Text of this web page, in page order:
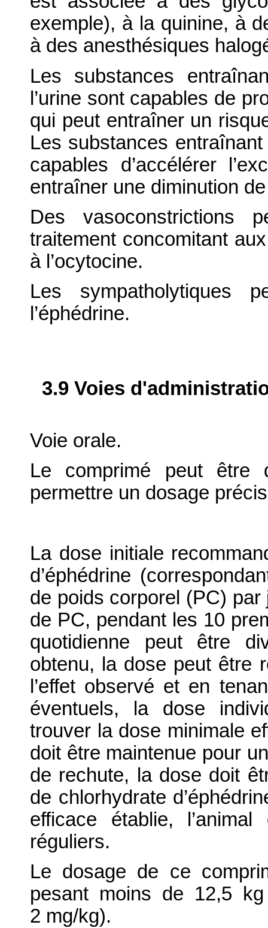
exemple), à la quinine, à
à des anesthésiques
Les substances
l’urine sont capables de
qui peut entraîner un
Les substances
capables d’accélérer
entraîner une diminution de
Des vasoconstrictions
traitement concomitant
à l’ocytocine.
Les sympatholytiques
l’éphédrine.
3.9 Voies
Voie orale.
Le comprimé peut
permettre un dosage
La dose initiale
d’éphédrine
de poids corporel (PC)
de PC, pendant les 10
quotidienne peut être
obtenu, la dose peut être
l’effet observé et en
éventuels, la dose
trouver la dose minimale
doit être maintenue pour
de rechute, la dose doit
de chlorhydrate
efficace établie,
réguliers.
Le dosage de ce
pesant moins de 12,5
2 mg/kg).